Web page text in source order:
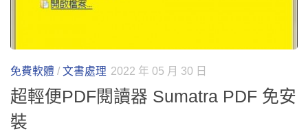
免費軟體 / 文書處理 2022 年 05 月 30 日
超輕便PDF閱讀器 Sumatra PDF 免安
裝